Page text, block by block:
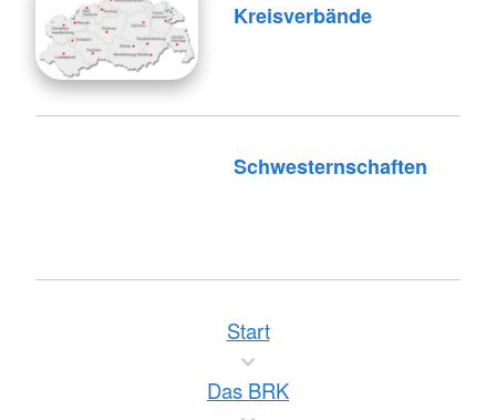
Kreisverbände
Schwesternschaften
Start
Das BRK